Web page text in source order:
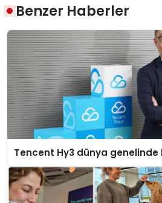
Benzer Haberler
Tencent Hy3 dünya genelinde